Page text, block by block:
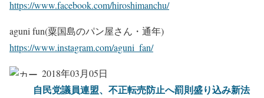
https://www.facebook.com/hiroshimanchu/
aguni fun(粟国島のパン屋さん・通年)
https://www.instagram.com/aguni_fan/
2018年03月05日
自民党議員連盟、不正転売防止へ罰則盛り込み新法